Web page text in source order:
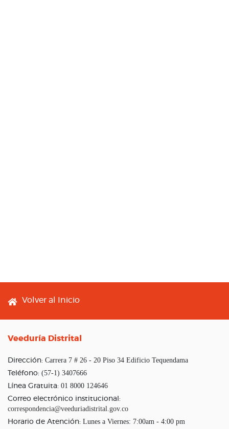
Footer menu
Volver al Inicio
Veeduría Distrital
Dirección: Carrera 7 # 26 - 20 Piso 34 Edificio Tequendama
Teléfono: (57-1) 3407666
Línea Gratuita: 01 8000 124646
Correo electrónico institucional:
correspondencia@veeduriadistrital.gov.co
Horario de Atención: Lunes a Viernes: 7:00am - 4:00 pm